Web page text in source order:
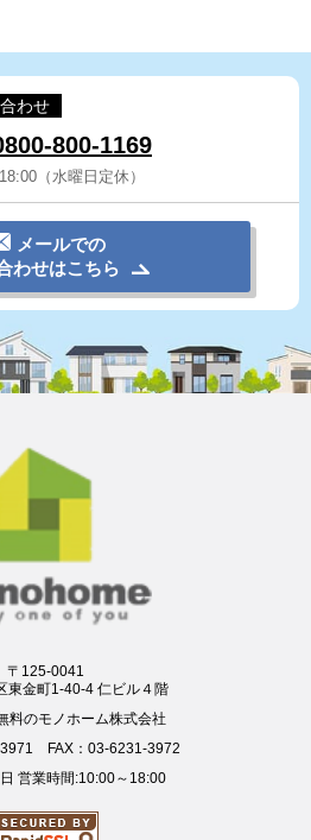
わせ
800-1169
（水曜日定休）
メールでの
わせはこちら
〒125-0041
東金町1-40-4 仁ビル４階
料のモノホーム株式会社
FAX：03-6231-3972
営業時間:10:00～18:00